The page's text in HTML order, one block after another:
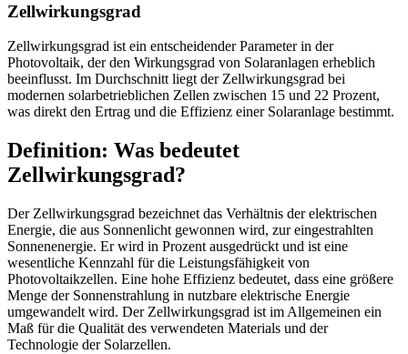
Zellwirkungsgrad
Zellwirkungsgrad ist ein entscheidender Parameter in der
Photovoltaik, der den Wirkungsgrad von Solaranlagen erheblich
beeinflusst. Im Durchschnitt liegt der Zellwirkungsgrad bei
modernen solarbetrieblichen Zellen zwischen 15 und 22 Prozent,
was direkt den Ertrag und die Effizienz einer Solaranlage bestimmt.
Definition: Was bedeutet
Zellwirkungsgrad?
Der Zellwirkungsgrad bezeichnet das Verhältnis der elektrischen
Energie, die aus Sonnenlicht gewonnen wird, zur eingestrahlten
Sonnenenergie. Er wird in Prozent ausgedrückt und ist eine
wesentliche Kennzahl für die Leistungsfähigkeit von
Photovoltaikzellen. Eine hohe Effizienz bedeutet, dass eine größere
Menge der Sonnenstrahlung in nutzbare elektrische Energie
umgewandelt wird. Der Zellwirkungsgrad ist im Allgemeinen ein
Maß für die Qualität des verwendeten Materials und der
Technologie der Solarzellen.